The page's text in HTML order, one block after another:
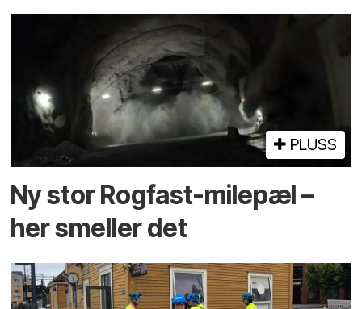
PLUSS
Ny stor Rogfast-milepæl –
her smeller det